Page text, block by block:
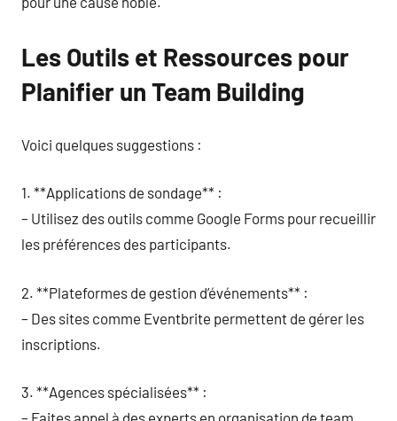
Les Outils et Ressources pour
Planifier un Team Building
Voici quelques suggestions :
1. **Applications de sondage** :
– Utilisez des outils comme Google Forms pour recueillir
les préférences des participants.
2. **Plateformes de gestion d’événements** :
– Des sites comme Eventbrite permettent de gérer les
inscriptions.
3. **Agences spécialisées** :
– Faites appel à des experts en organisation de team